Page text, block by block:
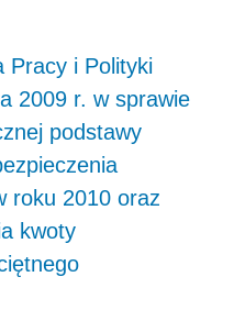
Pracy i Polityki
2009 r. w sprawie
podstawy
roku 2010 oraz
kwoty